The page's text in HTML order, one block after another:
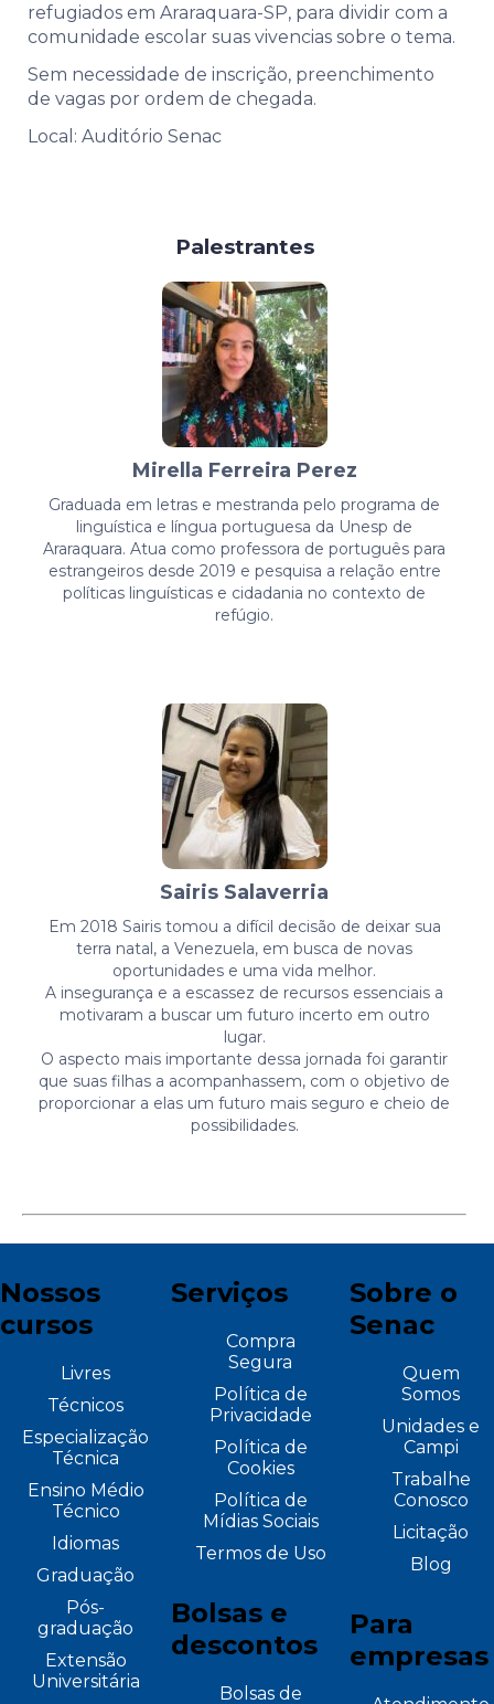
refugiados em Araraquara-SP, para dividir com a
comunidade escolar suas vivencias sobre o tema.
Sem necessidade de inscrição, preenchimento
de vagas por ordem de chegada.
Local: Auditório Senac
Palestrantes
Mirella Ferreira Perez
Graduada em letras e mestranda pelo programa de
linguística e língua portuguesa da Unesp de
Araraquara. Atua como professora de português para
estrangeiros desde 2019 e pesquisa a relação entre
políticas linguísticas e cidadania no contexto de
refúgio.
Sairis Salaverria
Em 2018 Sairis tomou a difícil decisão de deixar sua
terra natal, a Venezuela, em busca de novas
oportunidades e uma vida melhor.
A insegurança e a escassez de recursos essenciais a
motivaram a buscar um futuro incerto em outro
lugar.
O aspecto mais importante dessa jornada foi garantir
que suas filhas a acompanhassem, com o objetivo de
proporcionar a elas um futuro mais seguro e cheio de
possibilidades.
Nossos
cursos
Livres
Técnicos
Especialização
Técnica
Ensino Médio
Técnico
Idiomas
Graduação
Pós-
graduação
Extensão
Universitária
Serviços
Compra
Segura
Política de
Privacidade
Política de
Cookies
Política de
Mídias Sociais
Termos de Uso
Bolsas e
descontos
Bolsas de
Sobre o
Senac
Quem
Somos
Unidades e
Campi
Trabalhe
Conosco
Licitação
Blog
Para
empresas